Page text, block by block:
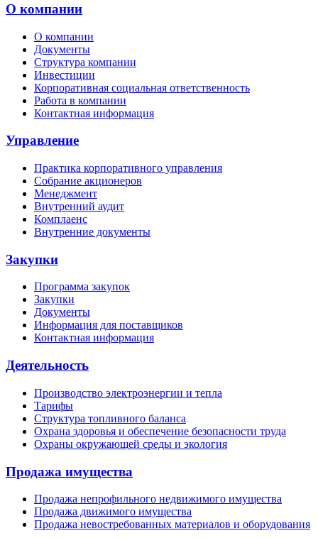
О компании
О компании
Документы
Структура компании
Инвестиции
Корпоративная социальная ответственность
Работа в компании
Контактная информация
Управление
Практика корпоративного управления
Собрание акционеров
Менеджмент
Внутренний аудит
Комплаенс
Внутренние документы
Закупки
Программа закупок
Закупки
Документы
Информация для поставщиков
Контактная информация
Деятельность
Производство электроэнергии и тепла
Тарифы
Структура топливного баланса
Охрана здоровья и обеспечение безопасности труда
Охраны окружающей среды и экология
Продажа имущества
Продажа непрофильного недвижимого имущества
Продажа движимого имущества
Продажа невостребованных материалов и оборудования